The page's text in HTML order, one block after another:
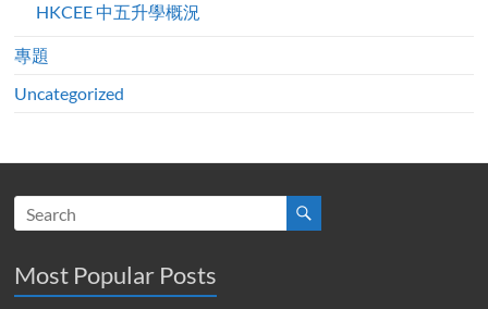
HKCEE 中五升學概況
專題
Uncategorized
Most Popular Posts